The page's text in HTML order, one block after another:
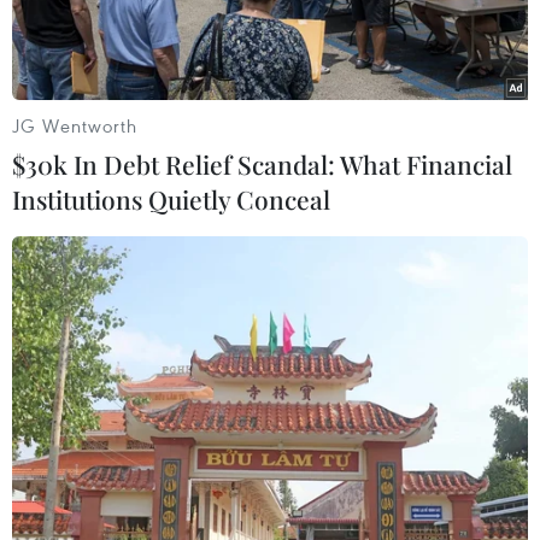
Ảnh minh họa. (Nguồn: TTXVN)
Theo báo cáo của Sở Tài nguyên và Môi trường
các tỉnh, thành phố, lượng chất thải nguy hại
JG Wentworth
$30k In Debt Relief Scandal: What Financial
Institutions Quietly Conceal